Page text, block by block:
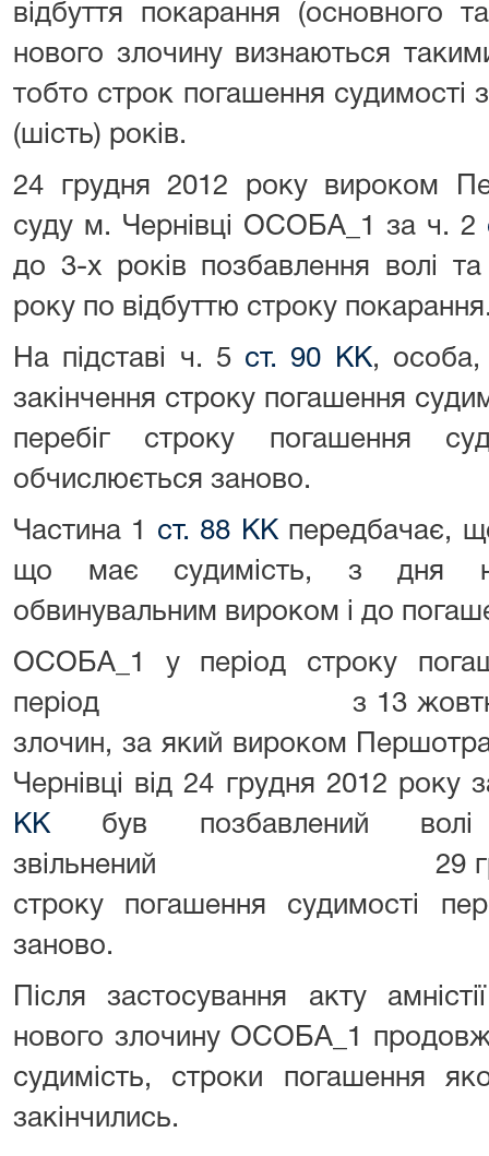
відбуття покарання (основного
нового злочину визнаються
тобто строк погашення судимості
(шість) років.
24 грудня 2012 року вироком
суду м. Чернівці ОСОБА_1 за ч. 2
до 3-х років позбавлення волі
року по відбуттю строку
На підставі ч. 5 ст. 90 КК, особа,
закінчення строку погашення
перебіг строку погашення
обчислюється заново.
Частина 1 ст. 88 ККпередбачає,
що має судимість, з дня
обвинувальним вироком і до
ОСОБА_1 у період строку
період з 13 жовтня
злочин, за який вироком
Чернівці від 24 грудня
ККбув позбавлений
звільнений 29 грудня
строку погашення судимості
заново.
Після застосування акту
нового злочину ОСОБА_1
судимість, строки погашення
закінчились.